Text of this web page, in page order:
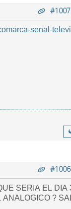
senal-
SERIA EL DIA
?